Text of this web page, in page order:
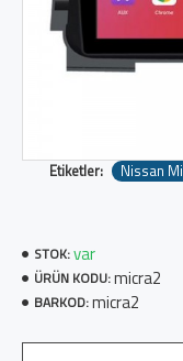
Etiketler: Nissan
STOK:var
ÜRÜN KODU:micra2
BARKOD:micra2